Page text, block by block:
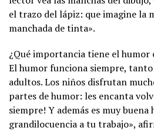
el trazo del lápiz: que imagine la
manchada de tinta».
¿Qué importancia tiene el humor
El humor funciona siempre,
adultos. Los niños disfrutan
partes de humor: les encanta
siempre! Y además es muy
grandilocuencia a tu trabajo»,